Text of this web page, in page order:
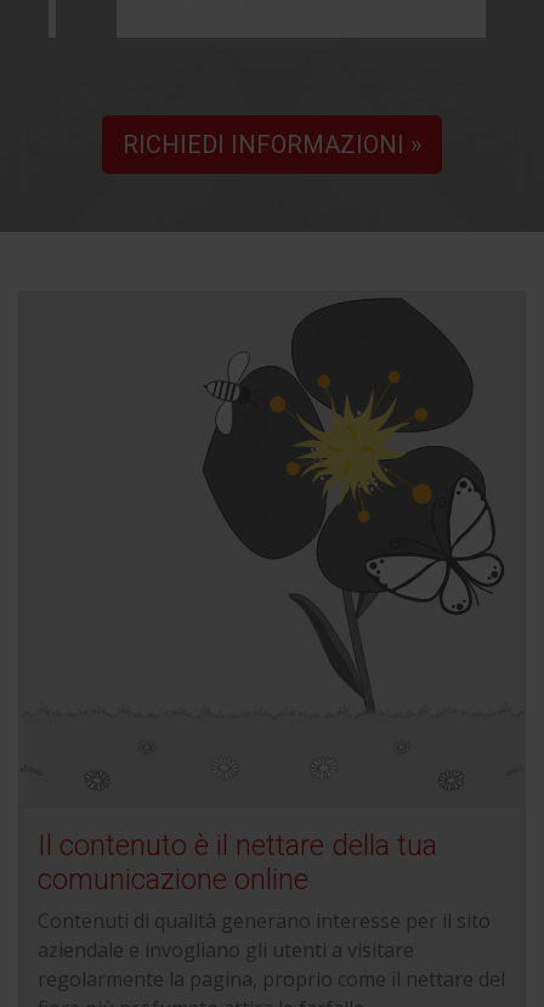
RICHIEDI INFORMAZIONI »
Il contenuto è il nettare della tua
comunicazione online
Contenuti di qualità generano interesse per il sito
aziendale e invogliano gli utenti a visitare
regolarmente la pagina, proprio come il nettare del